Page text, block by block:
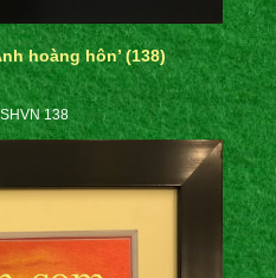
hoàng hôn’ (138)
138